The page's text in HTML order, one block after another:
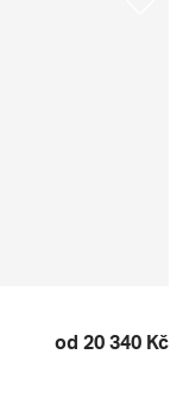
od 20 340 Kč